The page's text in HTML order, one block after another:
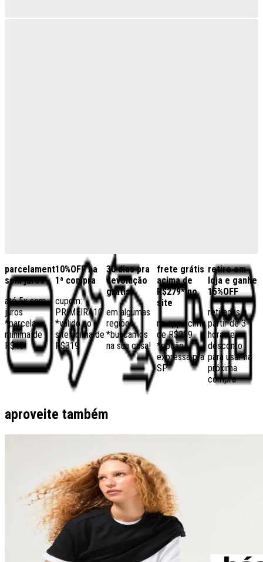
parcelamento
sem juros
até 5x sem
juros
*parcela
mínima de
R$40
10%OFF na
1ª compra
cupom:
PRIMEIRA10
*válido no
site acima de
R$319
30 dias pra
devolução
grátis
em algumas
regiões,
*buscamos
na sua casa!
frete grátis
acima de
R$279* no
site
no app acima
de R$259
*opção
expressa pra
SP
retire em
loja e ganhe
15%OFF
retiradas a
partir de 3
horas e
desconto
para usar na
próxima
compra
aproveite também